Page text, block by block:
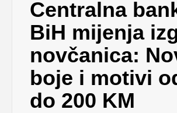
Centralna
BiH mijenja
novčanica:
boje i motivi
do 200 KM